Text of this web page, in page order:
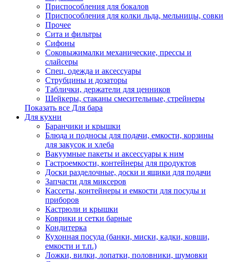
Приспособления для бокалов
Приспособления для колки льда, мельницы, совки
Прочее
Сита и фильтры
Сифоны
Соковыжималки механические, прессы и
слайсеры
Спец. одежда и аксессуары
Струбцины и дозаторы
Таблички, держатели для ценников
Шейкеры, стаканы смесительные, стрейнеры
Показать все Для бара
Для кухни
Баранчики и крышки
Блюда и подносы для подачи, емкости, корзины
для закусок и хлеба
Вакуумные пакеты и аксессуары к ним
Гастроемкости, контейнеры для продуктов
Доски разделочные, доски и ящики для подачи
Запчасти для миксеров
Кассеты, контейнеры и емкости для посуды и
приборов
Кастрюли и крышки
Коврики и сетки барные
Кондитерка
Кухонная посуда (банки, миски, кадки, ковши,
емкости и т.п.)
Ложки, вилки, лопатки, половники, шумовки